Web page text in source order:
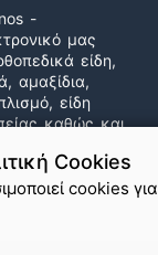
Cookies
cookies
-
μας
είδη,
αμαξίδια,
είδη
καθώς και
αγοράς!